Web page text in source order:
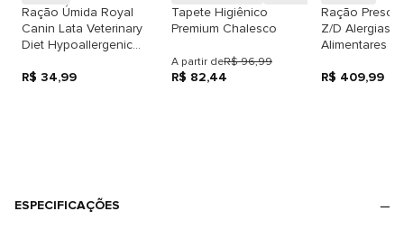
Ração Úmida Royal
Canin Lata Veterinary
Diet Hypoallergenic
Alergias
R$ 34,99
Tapete Higiênico
Premium Chalesco
A partir deR$ 96,99
R$ 82,44
Ração
Z/D Alergias
Alimentares e
Pedaços
R$ 409,99
ESPECIFICAÇÕES